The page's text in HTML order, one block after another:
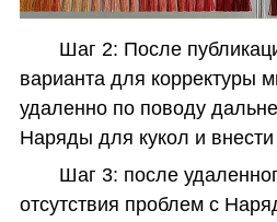
Шаг 2: После
варианта для корректуры
удаленно по поводу
Наряды для кукол и
Шаг 3: после
отсутствия проблем с